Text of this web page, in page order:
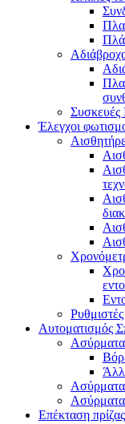
Συσκευές
Έλεγχοι
Αυτοματισμός
Ασύρματα
Ασύρματα
Ασύρματα
Επέκταση πρίζας